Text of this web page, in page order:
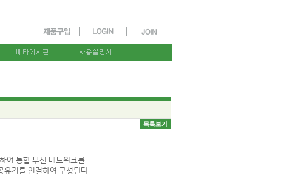
여 통합 무선 네트워크를
유기를 연결하여 구성된다.